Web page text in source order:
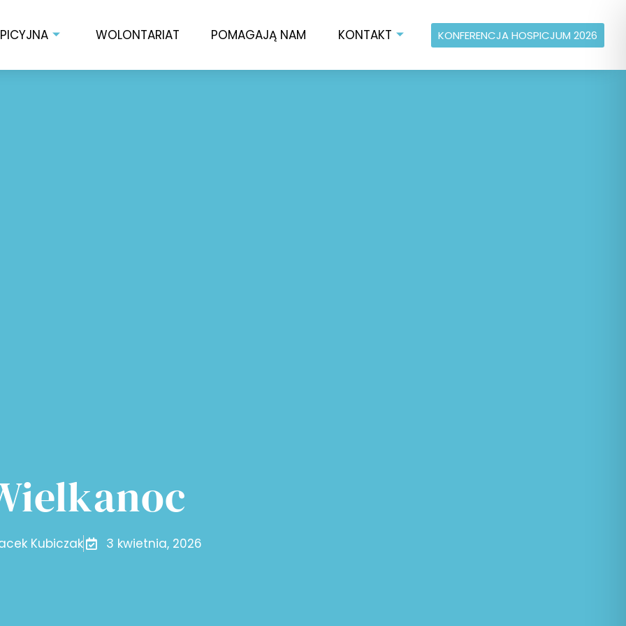
WOLONTARIAT POMAGAJĄ NAM KONTAKT KONFERENCJA HOSPICJUM 2026
Kubiczak 3 kwietnia, 2026